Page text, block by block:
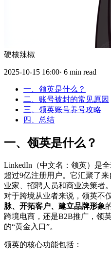
硬核辣椒
2025-10-15 16:00· 6 min read
一、领英是什么？
二、账号被封的常见原因
三、领英账号养号攻略
四、总结
一、领英是什么？
LinkedIn（中文名：领英）是
超过9亿注册用户。它汇聚了
业家、招聘人员和商业决策者。
对于跨境从业者来说，领英不
脉、开拓客户、建立品牌形象
跨境电商，还是B2B推广，领
的“黄金入口”。
领英的核心功能包括：